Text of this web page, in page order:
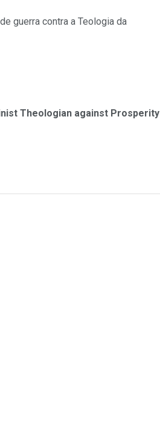
guerra contra a Teologia da
Theologian against Prosperity